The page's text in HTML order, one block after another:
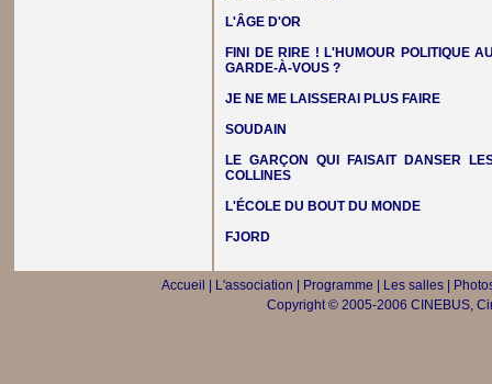
L'ÂGE D'OR
FINI DE RIRE ! L'HUMOUR POLITIQUE
GARDE-À-VOUS ?
JE NE ME LAISSERAI PLUS FAIRE
SOUDAIN
LE GARÇON QUI FAISAIT DANSER
COLLINES
L'ÉCOLE DU BOUT DU MONDE
FJORD
Accueil L'association Programme Les salles|
Copyright © 2005-2006 CINEBUS,